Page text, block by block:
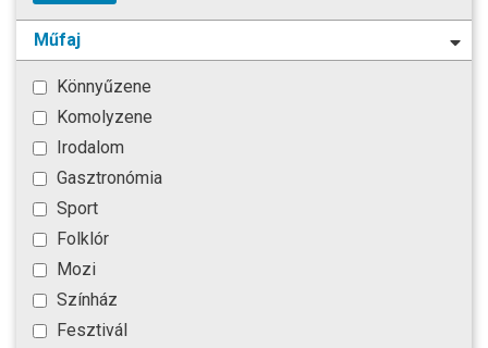
Műfaj
Könnyűzene
Komolyzene
Irodalom
Gasztronómia
Sport
Folklór
Mozi
Színház
Fesztivál